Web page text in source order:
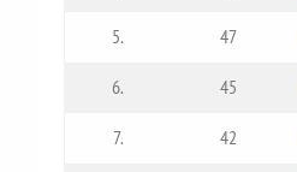
5. 47
6. 45
7. 42